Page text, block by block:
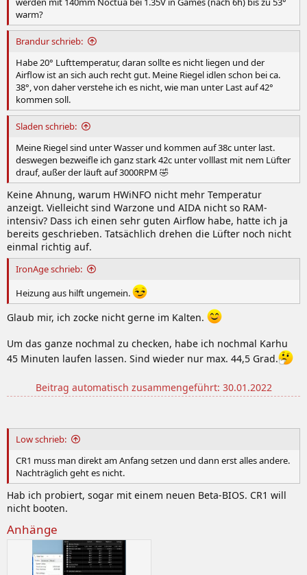
warm?
Brandur schrieb:
Habe 20° Lufttemperatur, daran sollte es nicht liegen und der
Airflow ist an sich auch recht gut. Meine Riegel idlen schon bei ca.
38°, von daher verstehe ich es nicht, wie man unter Last auf 42°
kommen soll.
Sladen schrieb:
Meine Riegel sind unter Wasser und kommen auf 38c unter last.
deswegen bezweifle ich ganz stark 42c unter volllast mit nem Lüfter
drauf, außer der läuft auf 3000RPM 🤣
Keine Ahnung, warum HWiNFO nicht mehr Temperatur
anzeigt. Vielleicht sind Warzone und AIDA nicht so RAM-
intensiv? Dass ich einen sehr guten Airflow habe, hatte ich ja
bereits geschrieben. Tatsächlich drehen die Lüfter noch nicht
einmal richtig auf.
IronAge schrieb:
Heizung aus hilft ungemein.
Glaub mir, ich zocke nicht gerne im Kalten.
Um das ganze nochmal zu checken, habe ich nochmal Karhu
45 Minuten laufen lassen. Sind wieder nur max. 44,5 Grad.
Beitrag automatisch zusammengeführt: 30.01.2022
Low schrieb:
CR1 muss man direkt am Anfang setzen und dann erst alles andere.
Nachträglich geht es nicht.
Hab ich probiert, sogar mit einem neuen Beta-BIOS. CR1 will
nicht booten.
Anhänge